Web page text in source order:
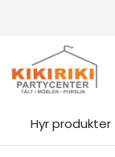
Hyr produkter